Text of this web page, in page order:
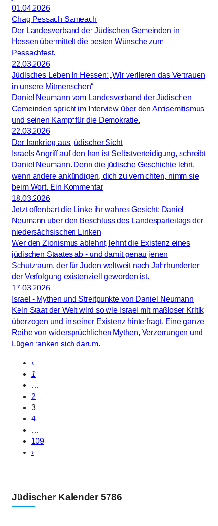
01.04.2026
Chag Pessach Sameach
Der Landesverband der Jüdischen Gemeinden in
Hessen übermittelt die besten Wünsche zum
Pessachfest.
22.03.2026
Jüdisches Leben in Hessen: „Wir verlieren das Vertrauen
in unsere Mitmenschen“
Daniel Neumann vom Landesverband der Jüdischen
Gemeinden spricht im Interview über den Antisemitismus
und seinen Kampf für die Demokratie.
22.03.2026
Der Irankrieg aus jüdischer Sicht
Israels Angriff auf den Iran ist Selbstverteidigung, schreibt
Daniel Neumann. Denn die jüdische Geschichte lehrt,
wenn andere ankündigen, dich zu vernichten, nimm sie
beim Wort. Ein Kommentar
18.03.2026
Jetzt offenbart die Linke ihr wahres Gesicht: Daniel
Neumann über den Beschluss des Landesparteitags der
niedersächsischen Linken
Wer den Zionismus ablehnt, lehnt die Existenz eines
jüdischen Staates ab - und damit genau jenen
Schutzraum, der für Juden weltweit nach Jahrhunderten
der Verfolgung existenziell geworden ist.
17.03.2026
Israel - Mythen und Streitpunkte von Daniel Neumann
Kein Staat der Welt wird so wie Israel mit maßloser Kritik
überzogen und in seiner Existenz hinterfragt. Eine ganze
Reihe von widersprüchlichen Mythen, Verzerrungen und
Lügen ranken sich darum.
‹
1
…
2
3
4
…
109
›
Jüdischer Kalender 5786